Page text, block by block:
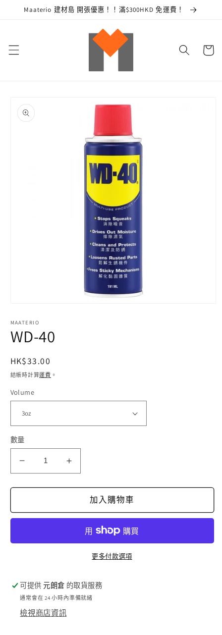
跳至內
Maaterio 建材島 開張優惠！！滿$300HKD 免運費！
物
略過產
品資訊
視
開
啟
媒
體
MAATERIO
WD-40
定
價
HK$33.00
結帳時計算運費 。
Volume
數量
40
數
減
WD-
40
數
增
加入購物車
更多付款選項
可提供元朗倉 的取貨服務
通常會在 24 小時內準備就緒
檢視商店資訊